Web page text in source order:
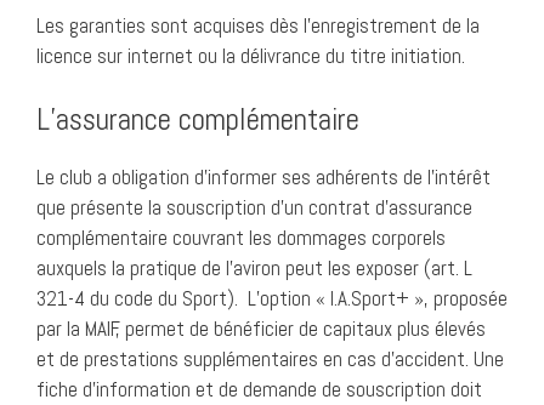
Les garanties sont acquises dès l’enregistrement de la
licence sur internet ou la délivrance du titre initiation.
L’assurance complémentaire
Le club a obligation d’informer ses adhérents de l’intérêt
que présente la souscription d’un contrat d’assurance
complémentaire couvrant les dommages corporels
auxquels la pratique de l’aviron peut les exposer (art. L
321-4 du code du Sport). L’option « I.A.Sport+ », proposée
par la MAIF, permet de bénéficier de capitaux plus élevés
et de prestations supplémentaires en cas d’accident. Une
fiche d’information et de demande de souscription doit